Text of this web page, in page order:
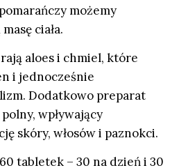
możemy
ciała.
aloes i chmiel, które
i jednocześnie
Dodatkowo preparat
wpływający
skóry, włosów i paznokci.
tabletek – 30 na dzień i 30